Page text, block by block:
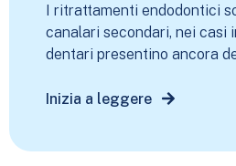
I ritrattamenti endodontici
canalari secondari, nei casi
dentari presentino ancora
Inizia a leggere